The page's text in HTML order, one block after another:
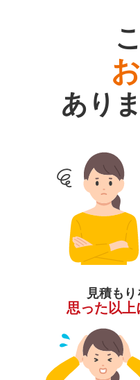
あり
見積も
思った以上